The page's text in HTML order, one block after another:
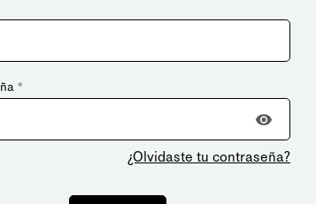
*
¿Olvidaste tu contraseña?